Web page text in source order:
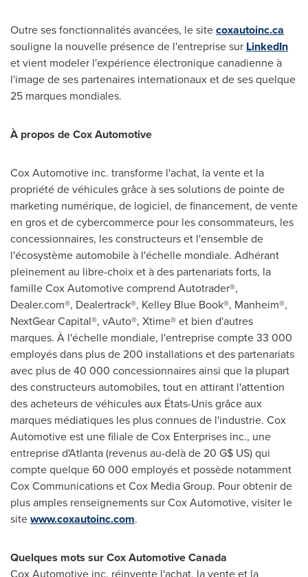
Outre ses fonctionnalités avancées, le sitecoxautoinc.ca
souligne la nouvelle présence de l'entreprise sur LinkedIn
et vient modeler l'expérience électronique canadienne à
l'image de ses partenaires internationaux et de ses quelque
25 marques mondiales.
À propos de Cox Automotive
Cox Automotive inc. transforme l'achat, la vente et la
propriété de véhicules grâce à ses solutions de pointe de
marketing numérique, de logiciel, de financement, de vente
en gros et de cybercommerce pour les consommateurs, les
concessionnaires, les constructeurs et l'ensemble de
l'écosystème automobile à l'échelle mondiale. Adhérant
pleinement au libre-choix et à des partenariats forts, la
famille Cox Automotive comprend Autotrader®,
Dealer.com®, Dealertrack®, Kelley Blue Book®, Manheim®,
NextGear Capital®, vAuto®, Xtime® et bien d'autres
marques. À l'échelle mondiale, l'entreprise compte 33 000
employés dans plus de 200 installations et des partenariats
avec plus de 40 000 concessionnaires ainsi que la plupart
des constructeurs automobiles, tout en attirant l'attention
des acheteurs de véhicules aux États-Unis grâce aux
marques médiatiques les plus connues de l'industrie. Cox
Automotive est une filiale de Cox Enterprises inc., une
entreprise d'Atlanta(revenus au-delà de 20 G$ US) qui
compte quelque 60 000 employés et possède notamment
Cox Communications et Cox Media Group. Pour obtenir de
plus amples renseignements sur Cox Automotive, visiter le
sitewww.coxautoinc.com.
Quelques mots sur Cox Automotive Canada